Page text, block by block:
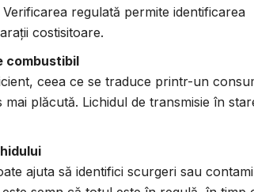
regulată permite identificarea
costisitoare.
combustibil
ceea ce se traduce printr-un
plăcută. Lichidul de transmisie în
ajuta să identifici scurgeri sau